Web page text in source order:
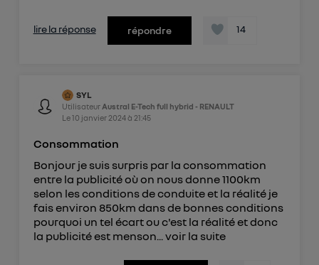
lire la réponse répondre 14
SYL
Utilisateur Austral E-Tech full hybrid - RENAULT
Le10 janvier 2024à 21:45
Consommation
Bonjour je suis surpris par la consommation
entre la publicité où on nous donne 1100km
selon les conditions de conduite et la réalité je
fais environ 850km dans de bonnes conditions
pourquoi un tel écart ou c'est la réalité et donc
la publicité est menson... voir la suite